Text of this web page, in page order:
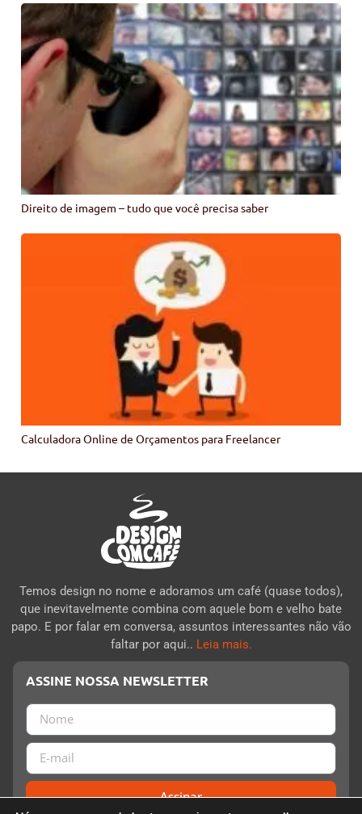
Direito de imagem – tudo que você precisa saber
Calculadora Online de Orçamentos para Freelancer
Temos design no nome e adoramos um café (quase todos),
que inevitavelmente combina com aquele bom e velho bate
papo. E por falar em conversa, assuntos interessantes não vão
faltar por aqui.. Leia mais.
ASSINE NOSSA NEWSLETTER
Assinar